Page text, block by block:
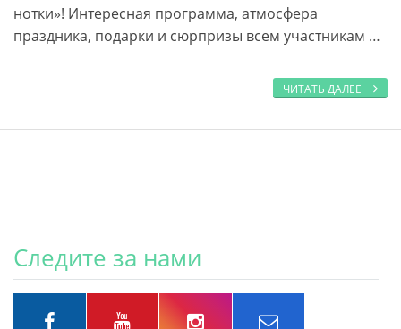
нотки»! Интересная программа, атмосфера
праздника, подарки и сюрпризы всем участникам …
ЧИТАТЬ ДАЛЕЕ
Следите за нами